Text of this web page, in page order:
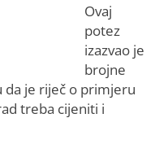
Ovaj
potez
izazvao je
brojne
da je riječ o primjeru
treba cijeniti i